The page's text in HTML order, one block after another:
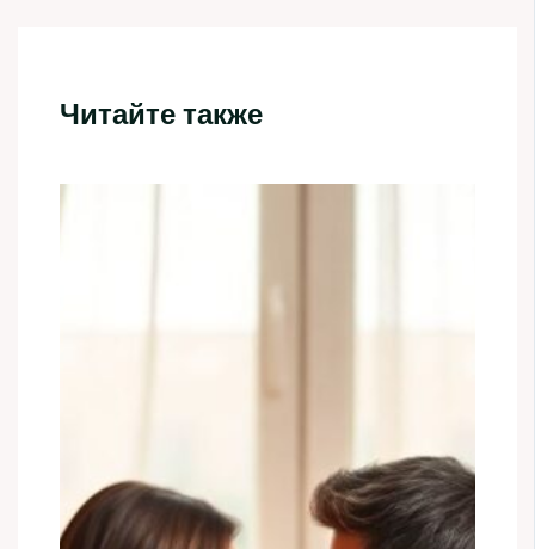
Читайте также